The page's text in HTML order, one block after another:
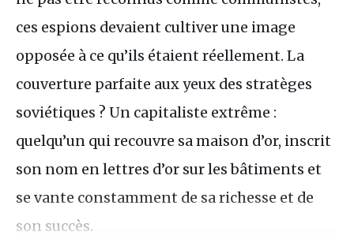
ces espions devaient cultiver une image
opposée à ce qu’ils étaient réellement. La
couverture parfaite aux yeux des stratèges
soviétiques ? Un capitaliste extrême :
quelqu’un qui recouvre sa maison d’or, inscrit
son nom en lettres d’or sur les bâtiments et
se vante constamment de sa richesse et de
son succès.